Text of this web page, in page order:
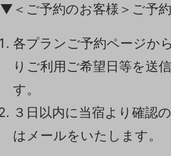
▼＜ご予約のお客様＞ご予
各プランご予約ページか
りご利用ご希望日等を送
す。
３日以内に当宿より確認
はメールをいたします。